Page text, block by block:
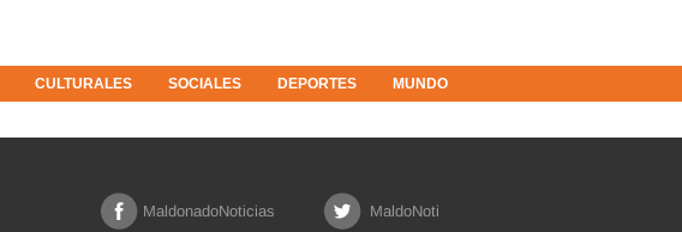
CULTURALES SOCIALES DEPORTES MUNDO
MaldonadoNoticias MaldoNoti